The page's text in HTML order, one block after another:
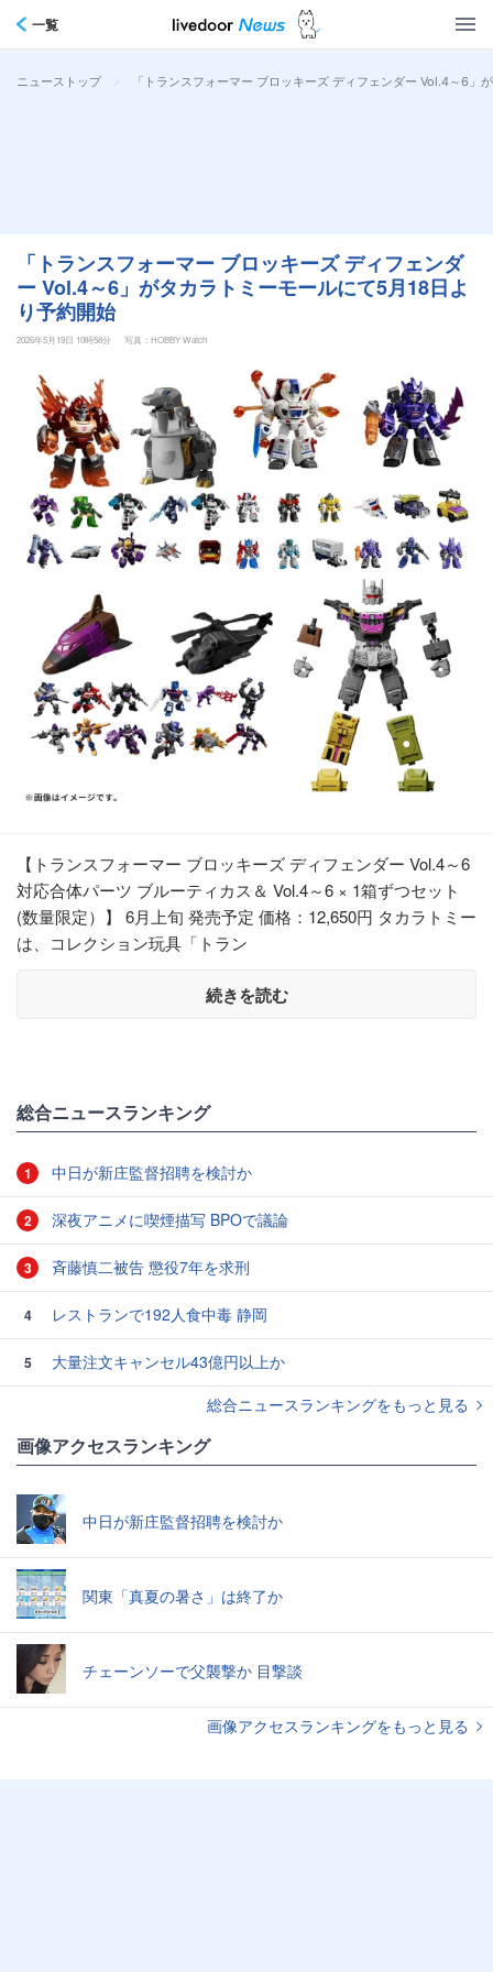
一覧
ニューストップ > 「トランスフォーマー ブロッキーズ ディフェンダー Vol.4～6」
「トランスフォーマー ブロッキーズ ディフェンダ
ー Vol.4～6」がタカラトミーモールにて5月18日よ
り予約開始
2026年5月19日 10時58分 写真：HOBBY Watch
【トランスフォーマー ブロッキーズ ディフェンダー Vol.4～6
対応合体パーツ ブルーティカス＆ Vol.4～6 × 1箱ずつセット
(数量限定）】 6月上旬 発売予定 価格：12,650円 タカラトミー
は、コレクション玩具「トラン
続きを読む
総合ニュースランキング
1 中日が新庄監督招聘を検討か
2 深夜アニメに喫煙描写 BPOで議論
3 斉藤慎二被告 懲役7年を求刑
4 レストランで192人食中毒 静岡
5
大量注文キャンセル43億円以上か
総合ニュースランキングをもっと見る
画像アクセスランキング
中日が新庄監督招聘を検討か
関東「真夏の暑さ」は終了か
チェーンソーで父襲撃か 目撃談
画像アクセスランキングをもっと見る